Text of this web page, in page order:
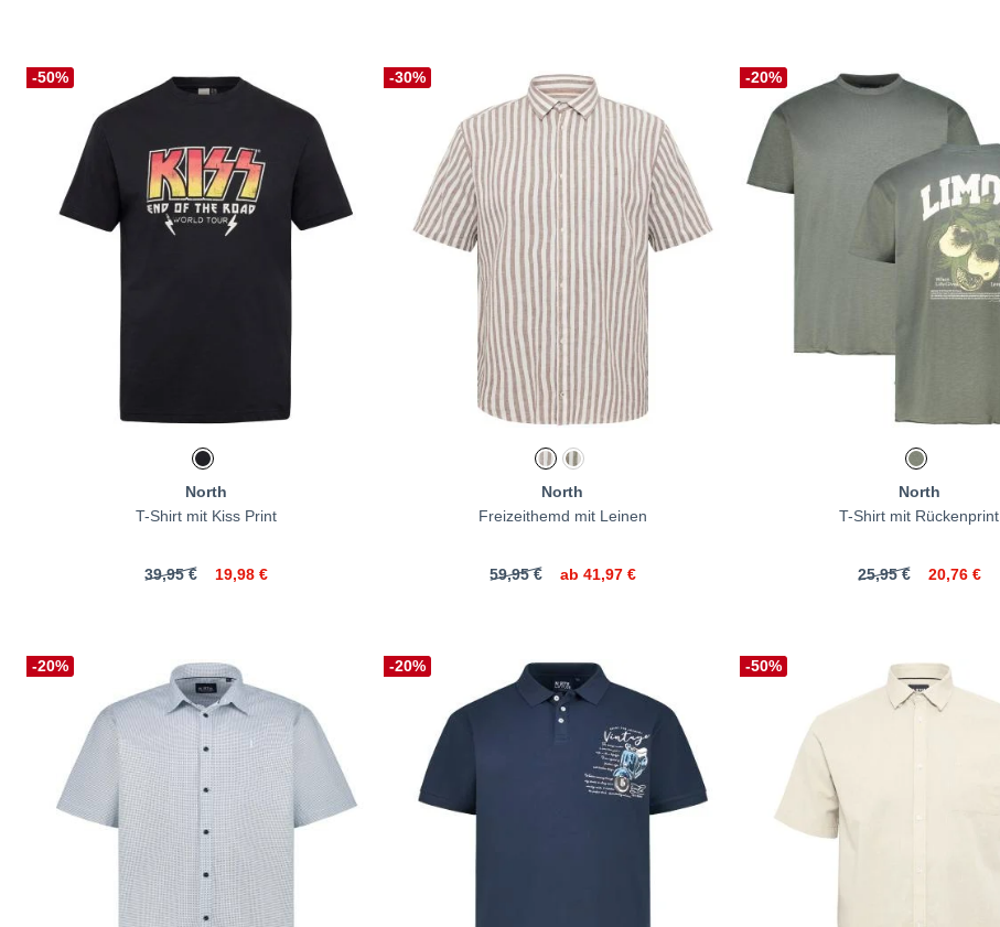
-50%
North
T-Shirt mit Kiss Print
39,95 € 19,98 €
-30%
North
Freizeithemd mit Leinen
59,95 € ab 41,97 €
-20%
North
T-Shirt mit Rückenprint
25,95 € 20,76 €
-20% -20% -50%